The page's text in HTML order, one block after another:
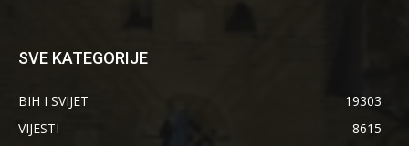
SVE KATEGORIJE
BIH I SVIJET
19303
VIJESTI
8615